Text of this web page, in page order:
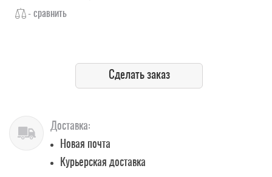
- сравнить
Сделать заказ
Доставка:
Новая почта
Курьерская доставка